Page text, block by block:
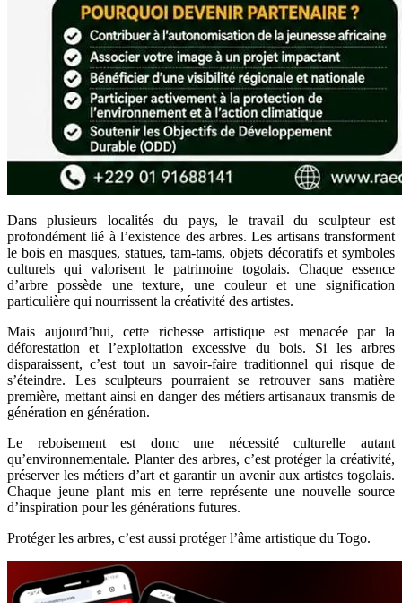
Dans plusieurs localités du pays, le travail du sculpteur est
profondément lié à l’existence des arbres. Les artisans transforment
le bois en masques, statues, tam-tams, objets décoratifs et symboles
culturels qui valorisent le patrimoine togolais. Chaque essence
d’arbre possède une texture, une couleur et une signification
particulière qui nourrissent la créativité des artistes.
Mais aujourd’hui, cette richesse artistique est menacée par la
déforestation et l’exploitation excessive du bois. Si les arbres
disparaissent, c’est tout un savoir-faire traditionnel qui risque de
s’éteindre. Les sculpteurs pourraient se retrouver sans matière
première, mettant ainsi en danger des métiers artisanaux transmis de
génération en génération.
Le reboisement est donc une nécessité culturelle autant
qu’environnementale. Planter des arbres, c’est protéger la créativité,
préserver les métiers d’art et garantir un avenir aux artistes togolais.
Chaque jeune plant mis en terre représente une nouvelle source
d’inspiration pour les générations futures.
Protéger les arbres, c’est aussi protéger l’âme artistique du Togo.